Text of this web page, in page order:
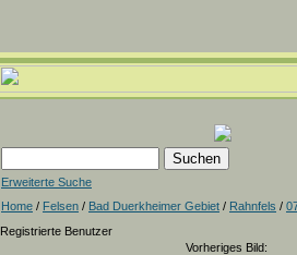
Erweiterte Suche
Home / Felsen / Bad Duerkheimer Gebiet / Rahnfels /
Registrierte Benutzer
Vorheriges Bild: